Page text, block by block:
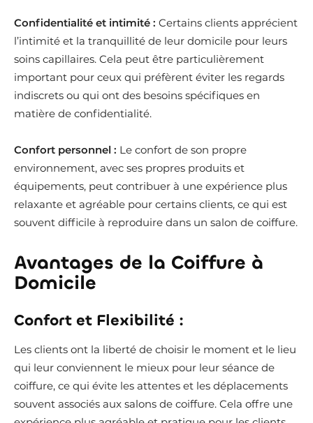
Confidentialité et intimité : Certains clients apprécient
l’intimité et la tranquillité de leur domicile pour leurs
soins capillaires. Cela peut être particulièrement
important pour ceux qui préfèrent éviter les regards
indiscrets ou qui ont des besoins spécifiques en
matière de confidentialité.
Confort personnel : Le confort de son propre
environnement, avec ses propres produits et
équipements, peut contribuer à une expérience plus
relaxante et agréable pour certains clients, ce qui est
souvent difficile à reproduire dans un salon de coiffure.
Avantages de la Coiffure à
Domicile
Confort et Flexibilité :
Les clients ont la liberté de choisir le moment et le lieu
qui leur conviennent le mieux pour leur séance de
coiffure, ce qui évite les attentes et les déplacements
souvent associés aux salons de coiffure. Cela offre une